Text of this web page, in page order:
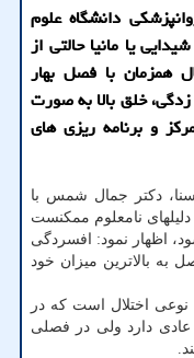
دانشگاه علوم
یا مانیا حالتی از
همزمان با فصل بهار
خلق بالا به صورت
و برنامه ریزی های
دکتر جمال شمس با
نامعلوم ممکنست
اظهار نمود: افسردگی
به بالاترین میزان خود
اختلال است که در
دارد ولی در فصلی